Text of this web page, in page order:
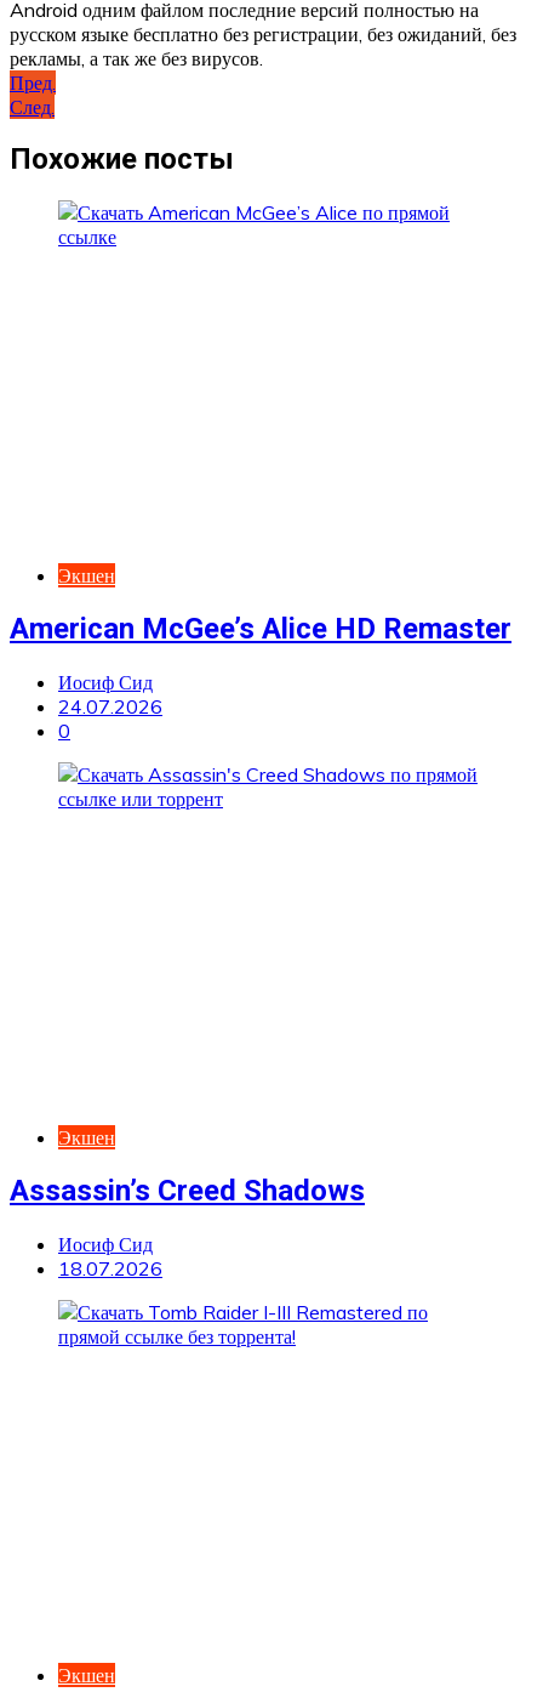
Android одним файлом последние версий полностью на
русском языке бесплатно без регистрации, без ожиданий, без
рекламы, а так же без вирусов.
Навигация
по
записям
Пред.
След.
Похожие посты
Экшен
American McGee’s Alice HD Remaster
Иосиф Сид
24.07.2026
0
Экшен
Assassin’s Creed Shadows
Иосиф Сид
18.07.2026
Экшен